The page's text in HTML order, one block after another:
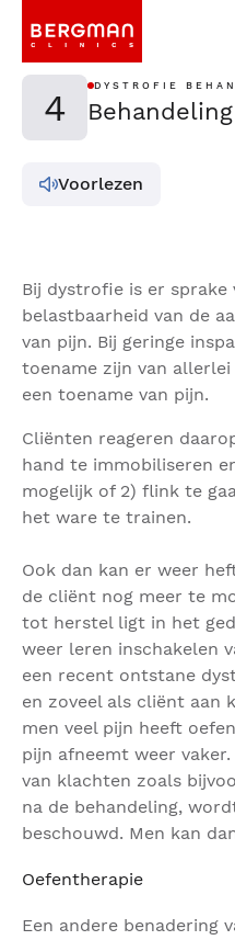
4 DYSTROFIE
Voorlezen
Bij dystrofie is er sprake
belastbaarheid van de
van pijn. Bij geringe
toename zijn van
een toename van pijn.
Cliënten reageren
hand te immobiliseren
mogelijk of 2) flink te
het ware te trainen.
Ook dan kan er weer
de cliënt nog meer te
tot herstel ligt in het
weer leren inschakelen
een recent ontstane
en zoveel als cliënt aan
men veel pijn heeft
pijn afneemt weer
van klachten zoals
na de behandeling,
beschouwd. Men kan
Oefentherapie
Een andere benadering